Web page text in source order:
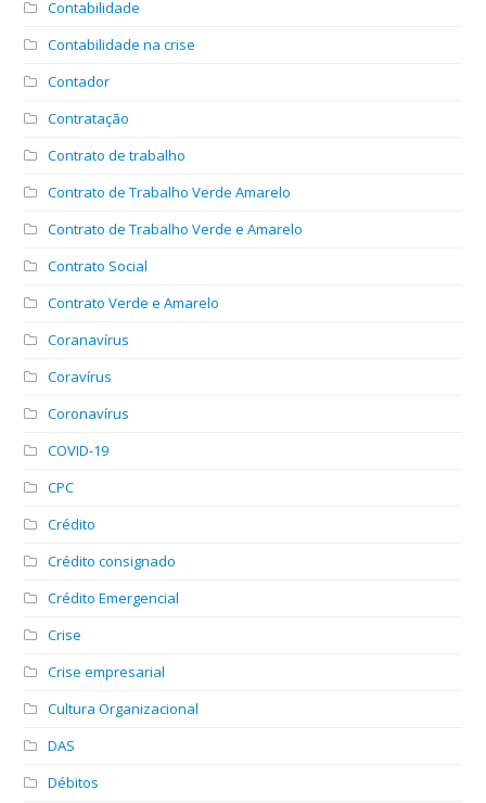
Contabilidade
Contabilidade na crise
Contador
Contratação
Contrato de trabalho
Contrato de Trabalho Verde Amarelo
Contrato de Trabalho Verde e Amarelo
Contrato Social
Contrato Verde e Amarelo
Coranavírus
Coravírus
Coronavírus
COVID-19
CPC
Crédito
Crédito consignado
Crédito Emergencial
Crise
Crise empresarial
Cultura Organizacional
DAS
Débitos